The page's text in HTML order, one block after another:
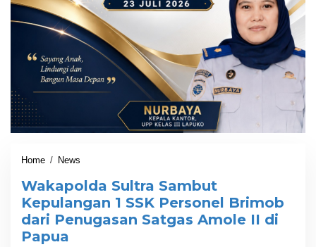
Home / News
k
a
p
o
Wakapolda Sultra Sambut
Kepulangan 1 SSK Personel Brimob
dari Penugasan Satgas Amole II di
Papua